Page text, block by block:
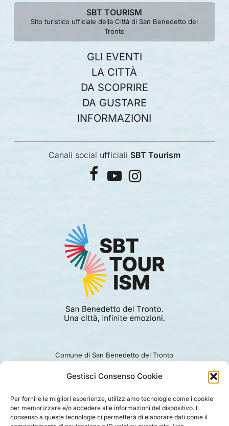
Gestisci Consenso Cookie
Per fornire le migliori esperienze, utilizziamo tecnologie come i cookie
per memorizzare e/o accedere alle informazioni del dispositivo. Il
consenso a queste tecnologie ci permetterà di elaborare dati come il
SBT TOURISM
Sito turistico ufficiale della Città di San Benedetto del
Tronto
GLI EVENTI
LA CITTÀ
DA SCOPRIRE
DA GUSTARE
INFORMAZIONI
Canali social ufficiali SBT Tourism
facebook
youtubeinstagram
Comune di San Benedetto del Tronto
Ufficio turismo: 0735.794229
PRIVACY |COOKIE | LEGAL |DISCLAIMER